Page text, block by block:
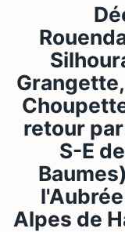
retour
S-E
Alpes de